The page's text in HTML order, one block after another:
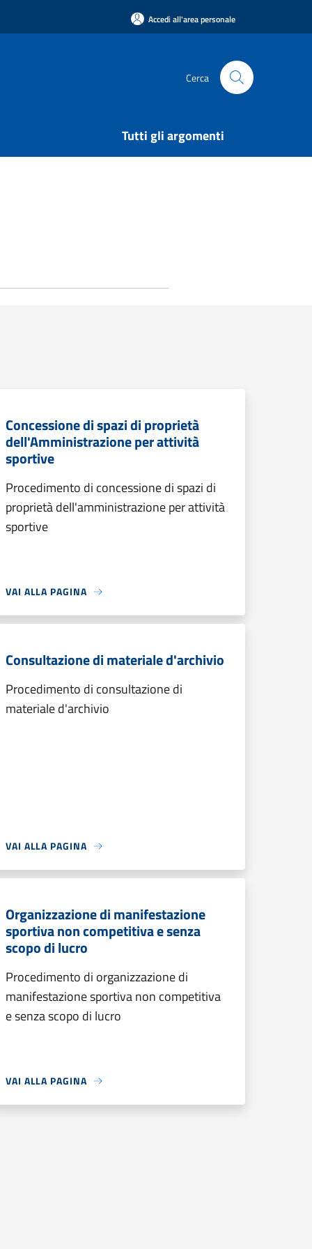
Accedi all'area personale
Cerca
Tutti gli argomenti
Concessione di spazi di proprietà
dell'Amministrazione per attività
sportive
Procedimento di concessione di spazi di
proprietà dell'amministrazione per attività
sportive
VAI ALLA PAGINA
Consultazione di materiale d'archivio
Procedimento di consultazione di
materiale d'archivio
VAI ALLA PAGINA
Organizzazione di manifestazione
sportiva non competitiva e senza
scopo di lucro
Procedimento di organizzazione di
manifestazione sportiva non competitiva
e senza scopo di lucro
VAI ALLA PAGINA